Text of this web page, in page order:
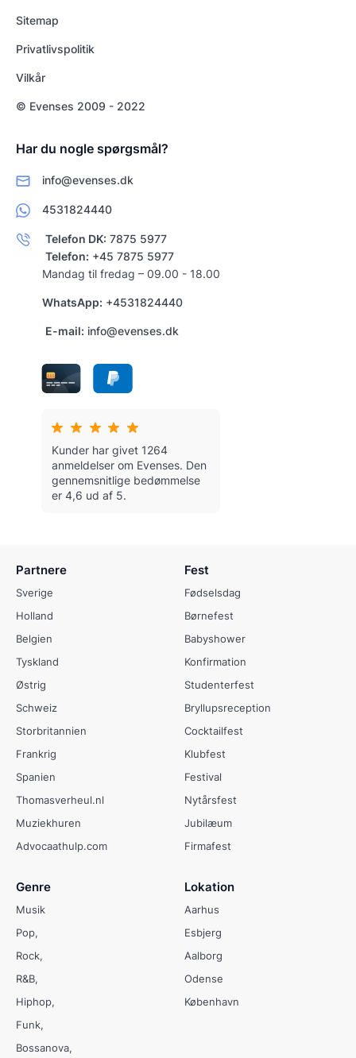
Sitemap
Privatlivspolitik
Vilkår
© Evenses 2009 - 2022
Har du nogle spørgsmål?
info@evenses.dk
4531824440
Telefon DK: 7875 5977
Telefon: +45 7875 5977
Mandag til fredag – 09.00 - 18.00
WhatsApp: +4531824440
E-mail: info@evenses.dk
Kunder har givet 1264
anmeldelser om Evenses. Den
gennemsnitlige bedømmelse
er 4,6 ud af 5.
Partnere
Sverige
Holland
Belgien
Tyskland
Østrig
Schweiz
Storbritannien
Frankrig
Spanien
Thomasverheul.nl
Muziekhuren
Advocaathulp.com
Fest
Fødselsdag
Børnefest
Babyshower
Konfirmation
Studenterfest
Bryllupsreception
Cocktailfest
Klubfest
Festival
Nytårsfest
Jubilæum
Firmafest
Genre
Musik
Pop
Rock
R&B
Hiphop
Funk
Bossanova
Lokation
Aarhus
Esbjerg
Aalborg
Odense
København